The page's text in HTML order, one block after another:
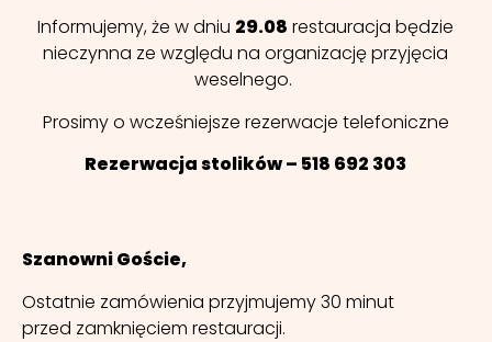
Informujemy, że w dniu 29.08 restauracja będzie
nieczynna ze względu na organizację przyjęcia
weselnego.
Prosimy o wcześniejsze rezerwacje telefoniczne
Rezerwacja stolików – 518 692 303
Szanowni Goście,
Ostatnie zamówienia przyjmujemy 30 minut
przed zamknięciem restauracji.